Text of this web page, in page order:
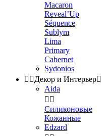
Macaron
Reveal’Up
Séquence
Sublym
Lima
Primary
Cabernet
Sydonios
 Декор и Интерьер
Aida
 
Силиконовые
Кожанные
Edzard